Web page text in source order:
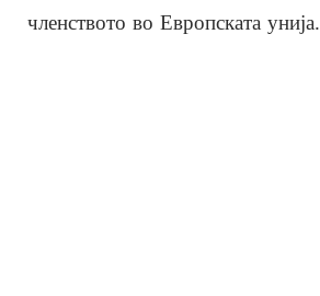
членството во Европската унија.